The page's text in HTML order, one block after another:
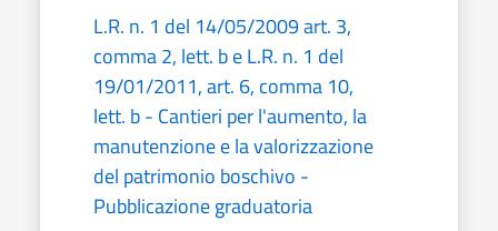
L.R. n. 1 del 14/05/2009 art. 3,
comma 2, lett. b e L.R. n. 1 del
19/01/2011, art. 6, comma 10,
lett. b - Cantieri per l'aumento, la
manutenzione e la valorizzazione
del patrimonio boschivo -
Pubblicazione graduatoria